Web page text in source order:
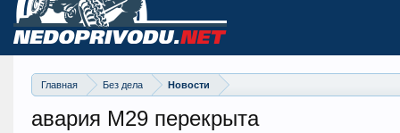
Главная Без дела Новости
авария М29 перекрыта